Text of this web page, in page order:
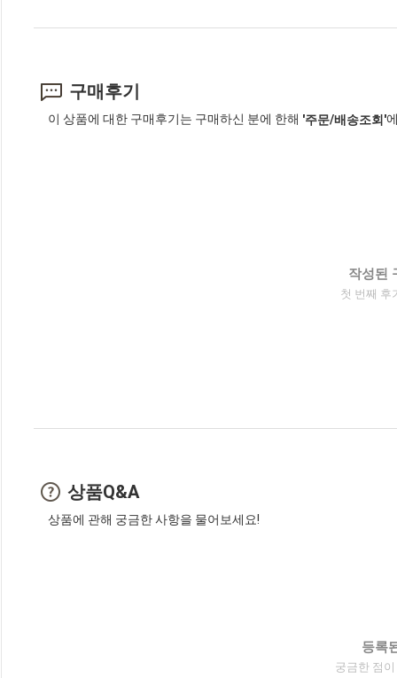
구매후기
이 상품에 대한 구매후기는 구매하신 분에 한해 '주문/배송조회'
작성된
첫 번째 후
상품Q&A
상품에 관해 궁금한 사항을 물어보세요!
등록
궁금한 점